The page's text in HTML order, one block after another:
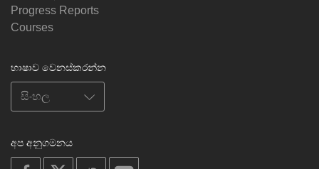
Progress Reports
Courses
භාෂාව වෙනස්කරන්න
අප අනුගමනය
on